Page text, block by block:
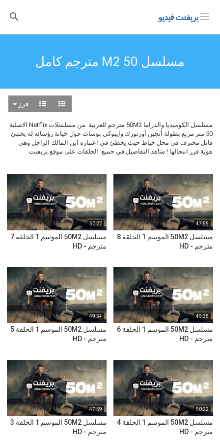
بريفنت فيديو
مسلسل 50 M2 مترجم كامل
فرز
مسلسل الكوميديا والدراما 50M2 مترجم للعربية من مسلسلات Netflix الاصلية
50 متر مربع بطولة أنجين أوزتورك وايبوكي بوسات حول خيانة رؤسائه له يختبئ
قاتل محترف في محل خياط حيث يخطئ في اعتباره ابن المالك الراحل وهي
هوية قرر انتحالها ! شاهد التفاصيل في جميع الحلقات على موقع بريفنت
47:55
مسلسل 50M2 الموسم 1 الحلقة 8
مترجم - HD
50:27
مسلسل 50M2 الموسم 1 الحلقة 7
مترجم - HD
49:35
مسلسل 50M2 الموسم 1 الحلقة 6
مترجم - HD
49:54
مسلسل 50M2 الموسم 1 الحلقة 5
مترجم - HD
50:22
مسلسل 50M2 الموسم 1 الحلقة 4
مترجم - HD
47:59
مسلسل 50M2 الموسم 1 الحلقة 3
مترجم - HD